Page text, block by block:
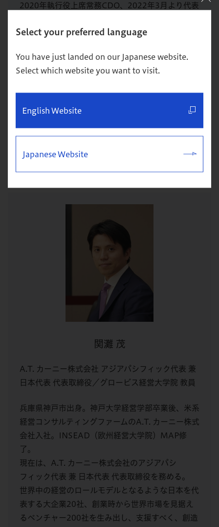
Select your preferred language
You have just landed on our Japanese website.
Select which website you want to visit.
English Website
Japanese Website
2020年執行役上席常務CDO、2022年3月より代表
社長執行役員 CEO。2022年3月まで、東芝デジタ
取締役CEO、一般社団法人ifLinkオープンコミュニ
ティ 代表理事。現在は、一般社団法人量子技術に
著書に『スケールフリーネットワーク ものづくり
る。
関灘 茂
A.T. カーニー株式会社 アジアパシフィック代表 兼
日本代表 代表取締役／グロービス経営大学院 教員
兵庫県神戸市出身。神戸大学経営学部卒業後、米系
経営コンサルティングファームのA.T. カーニー株式
会社入社。INSEAD（欧州経営大学院）MAP修
了。
現在は、A.T. カーニー株式会社のアジアパシ
フィック代表 兼 日本代表 代表取締役を務める。
世界中の経営のロールモデルとなるような日本を代
表する大企業20社、創業時から世界市場を見据え
るベンチャー200社を生み出し、支援すべく、創造